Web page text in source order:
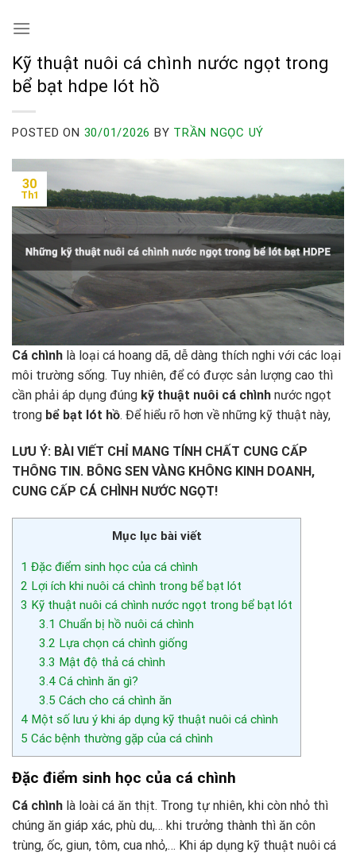
Kỹ thuật nuôi cá chình nước ngọt trong
bể bạt hdpe lót hồ
POSTED ON 30/01/2026 BY TRẦN NGỌC UÝ
30
Th1
Cá chình là loại cá hoang dã, dễ dàng thích nghi với các loại
môi trường sống. Tuy nhiên, để có được sản lượng cao thì
cần phải áp dụng đúng kỹ thuật nuôi cá chình nước ngọt
trong bể bạt lót hồ. Để hiểu rõ hơn về những kỹ thuật này,
LƯU Ý: BÀI VIẾT CHỈ MANG TÍNH CHẤT CUNG CẤP
THÔNG TIN. BÔNG SEN VÀNG KHÔNG KINH DOANH,
CUNG CẤP CÁ CHÌNH NƯỚC NGỌT!
Mục lục bài viết
1 Đặc điểm sinh học của cá chình
2 Lợi ích khi nuôi cá chình trong bể bạt lót
3 Kỹ thuật nuôi cá chình nước ngọt trong bể bạt lót
3.1 Chuẩn bị hồ nuôi cá chình
3.2 Lựa chọn cá chình giống
3.3 Mật độ thả cá chình
3.4Cá chình ăn gì?
3.5 Cách cho cá chình ăn
4 Một số lưu ý khi áp dụng kỹ thuật nuôi cá chình
5 Các bệnh thường gặp của cá chình
Đặc điểm sinh học của cá chình
Cá chình là loài cá ăn thịt. Trong tự nhiên, khi còn nhỏ thì
chúng ăn giáp xác, phù du,… khi trưởng thành thì ăn côn
trùng, ốc, giun, tôm, cua nhỏ,… Khi áp dụng kỹ thuật nuôi cá